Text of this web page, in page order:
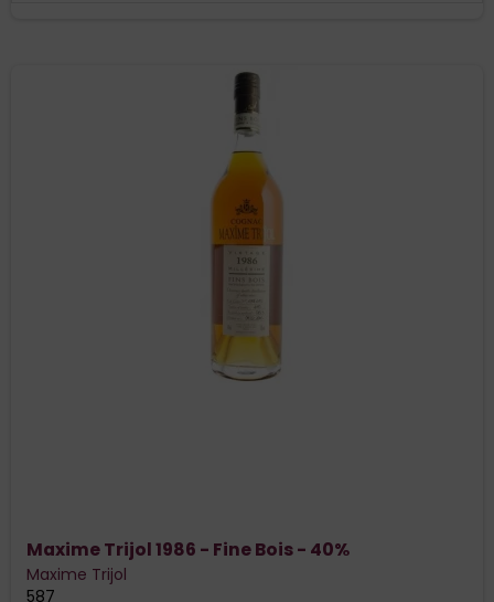
Maxime Trijol 1986 - Fine Bois - 40%
Maxime Trijol
587